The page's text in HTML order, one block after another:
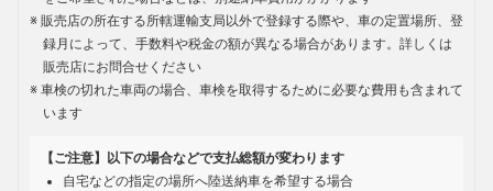
販売店の所在する所轄運輸支局以外で登録する際や、車の定置場所、登
録月によって、手数料や税金の額が異なる場合があります。詳しくは
販売店にお問合せください
車検の切れた車両の場合、車検を取得するために必要な費用も含まれて
います
【ご注意】以下の場合などで支払総額が変わります
自宅などの指定の場所へ陸送納車を希望する場合